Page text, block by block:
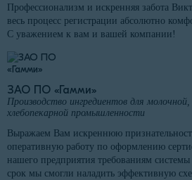
Профессионализм и искренняя забота
весь процесс регистрации абсолютно
С уважением к вам и вашей компании!
ЗАО ПО «Гамми»
Производство ингредиентов для
хлебопекарной промышленности
Выражаем Вам искреннюю
оперативную работу по оформлению
нашего предприятия требованиям
срок мы смогли наладить эффективную